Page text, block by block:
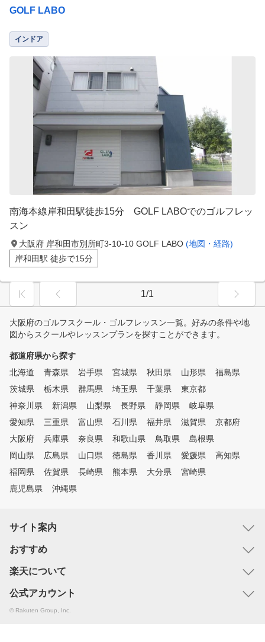
GOLF LABO
インドア
南海本線岸和田駅徒歩15分 GOLF LABOでのゴルフレッ
スン
大阪府 岸和田市別所町3-10-10 GOLF LABO (地図・経路)
岸和田駅 徒歩で15分
1/1
大阪府のゴルフスクール・ゴルフレッスン一覧。好みの条件や地
図からスクールやレッスンプランを探すことができます。
都道府県から探す
北海道
青森県 岩手県 宮城県 秋田県 山形県
福島県
茨城県
栃木県 群馬県 埼玉県 千葉県
東京都
神奈川県
新潟県 山梨県 長野県 静岡県
岐阜県
愛知県
三重県 富山県 石川県 福井県 滋賀県
京都府
大阪府
兵庫県 奈良県 和歌山県 鳥取県
島根県
岡山県
広島県 山口県 徳島県 香川県 愛媛県
高知県
福岡県
佐賀県 長崎県 熊本県 大分県
宮崎県
鹿児島県
沖縄県
サイト案内
おすすめ
楽天について
公式アカウント
© Rakuten Group, Inc.